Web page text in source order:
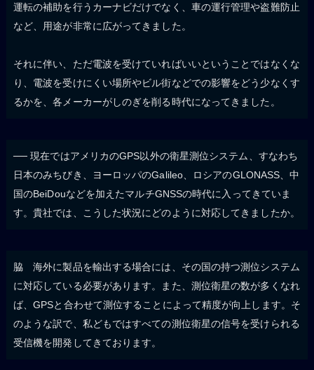
運転の補助を行うカーナビだけでなく、車の運行管理や盗難防止
など、用途が非常に広がってきました。
それに伴い、ただ電波を受けていればいいということではなくな
り、電波を受けにくい場所やビル街などでの影響をどう少なくす
るかを、各メーカーがしのぎを削る時代になってきました。
── 現在ではアメリカのGPS以外の衛星測位システム、すなわち
日本のみちびき、ヨーロッパのGalileo、ロシアのGLONASS、中
国のBeiDouなどを加えたマルチGNSSの時代に入ってきていま
す。貴社では、こうした状況にどのように対応してきましたか。
脇 海外に製品を輸出する場合には、その国の持つ測位システム
に対応している必要があります。また、測位衛星の数が多くなれ
ば、GPSと合わせて測位することによって精度が向上します。そ
のような訳で、私どもではすべての測位衛星の信号を受けられる
受信機を開発してきております。